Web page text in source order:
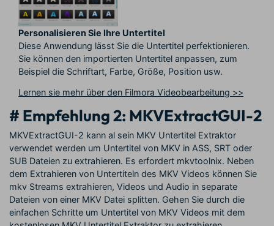
Personalisieren Sie Ihre Untertitel
Diese Anwendung lässt Sie die Untertitel perfektionieren.
Sie können den importierten Untertitel anpassen, zum
Beispiel die Schriftart, Farbe, Größe, Position usw.
Lernen sie mehr über den Filmora Videobearbeitung >>
# Empfehlung 2: MKVExtractGUI-2
MKVExtractGUI-2 kann al sein MKV Untertitel Extraktor
verwendet werden um Untertitel von MKV in ASS, SRT oder
SUB Dateien zu extrahieren. Es erfordert mkvtoolnix. Neben
dem Extrahieren von Untertiteln des MKV Videos können Sie
mkv Streams extrahieren, Videos und Audio in separate
Dateien von einer MKV Datei splitten. Gehen Sie durch die
einfachen Schritte um Untertitel von MKV Videos mit dem